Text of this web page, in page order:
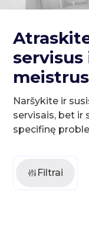
Naršykite ir
servisais, bet ir
specifinę
Filtrai